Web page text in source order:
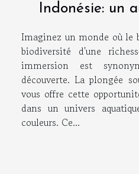
Indonésie: un
Imaginez un monde où le
biodiversité d'une
immersion est
découverte. La plongée
vous offre cette
dans un univers
couleurs. Ce...